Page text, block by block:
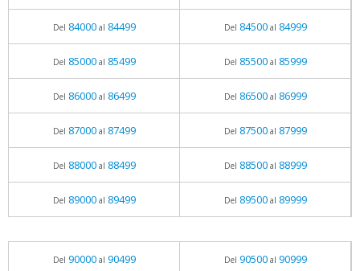
Del 84000al 84499 Del 84500al 84999
Del 85000al 85499 Del 85500al 85999
Del 86000al 86499 Del 86500al 86999
Del 87000al 87499 Del 87500al 87999
Del 88000al 88499 Del 88500al 88999
Del 89000al 89499 Del 89500al 89999
Del 90000al 90499 Del 90500al 90999